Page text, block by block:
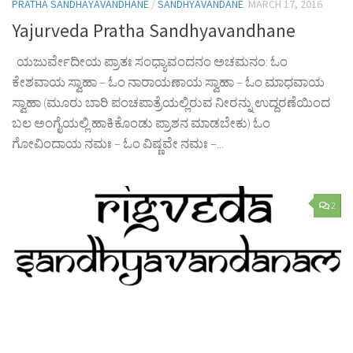
PRATHA SANDHAYAVANDHANE /SANDHYAVANDANE MARCH 17, 2016
Yajurveda Pratha Sandhyavandhane
ಯಜುರ್ವೇದೀಯ ಪ್ರಾತಃ ಸಂಧ್ಯಾವಂದನಂ ಅಚಮನಂ: ಓಂ
ಕೇಶವಾಯ ಸ್ವಾಹಾ – ಓಂ ನಾರಾಯಣಾಯ ಸ್ವಾಹಾ – ಓಂ ಮಾಧವಾಯ
ಸ್ವಾಹಾ (ಮೂರು ಬಾರಿ ಪಂಚಪಾತ್ರೆಯಲ್ಲಿರುವ ನೀರನ್ನು ಉದ್ದರಣೆಯಿಂದ
ಬಲ ಅಂಗೈಯಲ್ಲಿ ಹಾಕಿಕೊಂಡು ಪ್ರಾಶನ ಮಾಡಬೇಕು) ಓಂ
ಗೋವಿಂದಾಯ ನಮಃ – ಓಂ ವಿಷ್ಣವೇ ನಮಃ –...
2